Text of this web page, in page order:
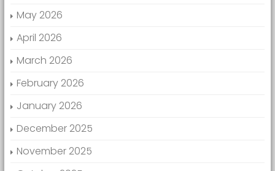
May 2026
April 2026
March 2026
February 2026
January 2026
December 2025
November 2025